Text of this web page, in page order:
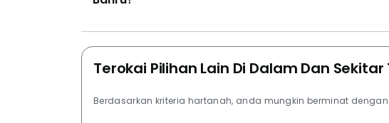
Terokai Pilihan Lain Di Dalam Dan
Berdasarkan kriteria hartanah, anda mungkin berminat